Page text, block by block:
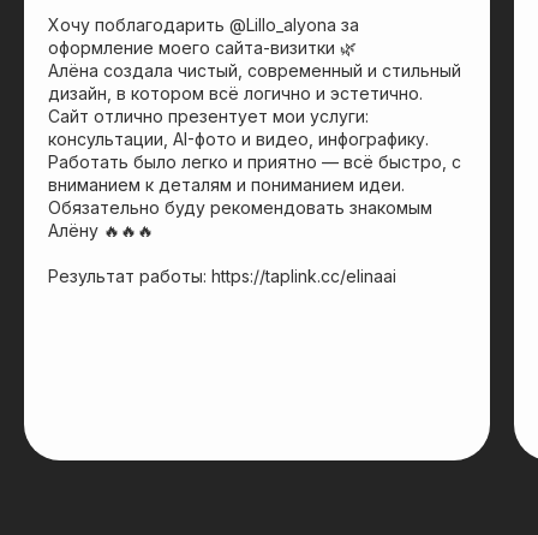
Хочу поблагодарить @Lillo_alyona за
оформление моего сайта-визитки 🌿
Алёна создала чистый, современный и стильный
дизайн, в котором всё логично и эстетично.
Сайт отлично презентует мои услуги:
консультации, AI-фото и видео, инфографику.
Работать было легко и приятно — всё быстро, с
вниманием к деталям и пониманием идеи.
Обязательно буду рекомендовать знакомым
Алёну 🔥🔥🔥
Результат работы: https://taplink.cc/elinaai